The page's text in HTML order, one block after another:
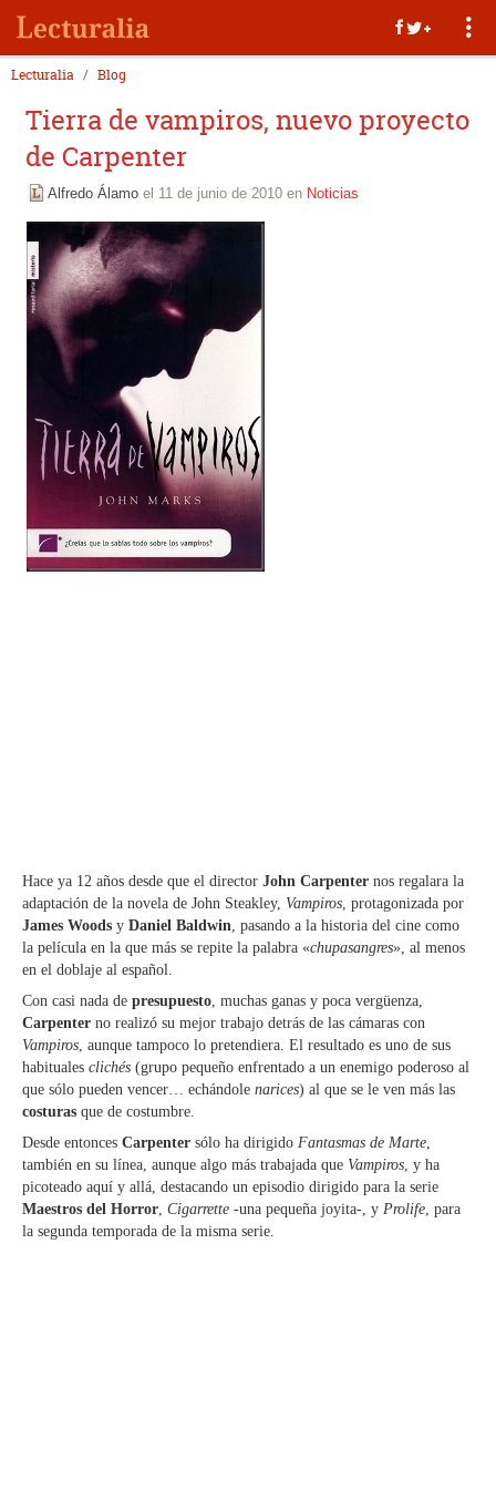
Lecturalia Blog
Tierra de vampiros, nuevo proyecto
de Carpenter
Alfredo Álamo el 11 de junio de 2010 en Noticias
Hace ya 12 años desde que el director John Carpenter nos regalara la
adaptación de la novela de John Steakley, Vampiros, protagonizada por
James Woods y Daniel Baldwin, pasando a la historia del cine como
la película en la que más se repite la palabra «chupasangres», al menos
en el doblaje al español.
Con casi nada de presupuesto, muchas ganas y poca vergüenza,
Carpenter no realizó su mejor trabajo detrás de las cámaras con
Vampiros, aunque tampoco lo pretendiera. El resultado es uno de sus
habituales clichés (grupo pequeño enfrentado a un enemigo poderoso al
que sólo pueden vencer… echándole narices) al que se le ven más las
costuras que de costumbre.
Desde entonces Carpenter sólo ha dirigido Fantasmas de Marte,
también en su línea, aunque algo más trabajada que Vampiros, y ha
picoteado aquí y allá, destacando un episodio dirigido para la serie
Maestros del Horror, Cigarrette -una pequeña joyita-, y Prolife, para
la segunda temporada de la misma serie.